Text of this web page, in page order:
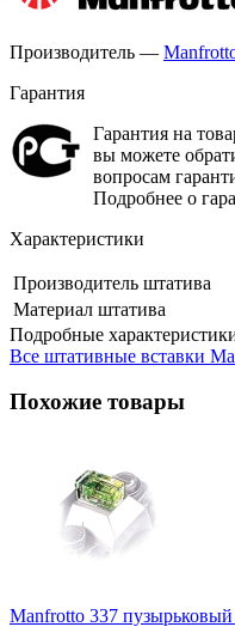
Производитель —
Гарантия
Гарантия на
вы можете
вопросам
Подробнее о
Характеристики
Производитель штатива
Материал штатива
Подробные
Все штативные вставки
Похожие товары
Manfrotto 337